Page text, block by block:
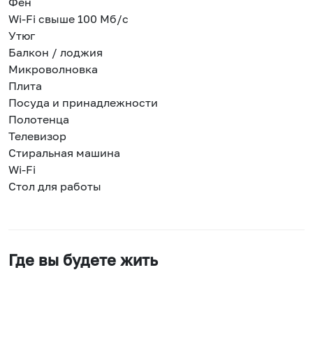
Wi-Fi свыше 100 Мб/с
Утюг
Балкон / лоджия
Микроволновка
Плита
Посуда и принадлежности
Полотенца
Телевизор
Стиральная машина
Wi-Fi
Стол для работы
Где вы будете жить